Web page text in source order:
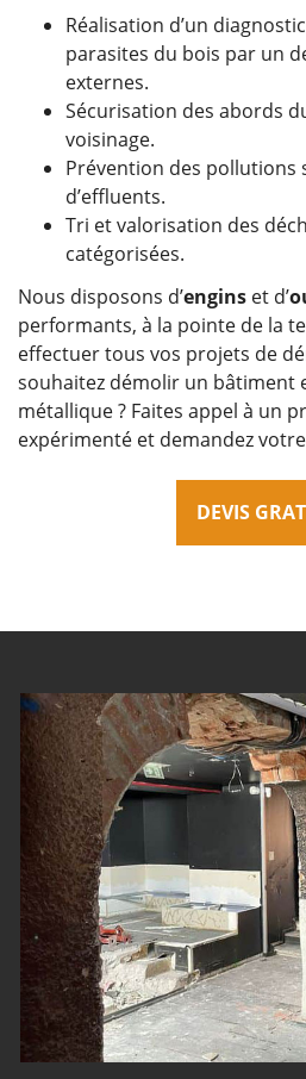
Réalisation d’un
parasites du bois par un
externes.
Sécurisation des abords
voisinage.
Prévention des pollutions
d’effluents.
Tri et valorisation des
catégorisées.
Nous disposons d’engins et d’
performants, à la pointe de la
effectuer tous vos projets de
souhaitez démolir un bâtiment
métallique ? Faites appel à un
expérimenté et demandez
DEVIS